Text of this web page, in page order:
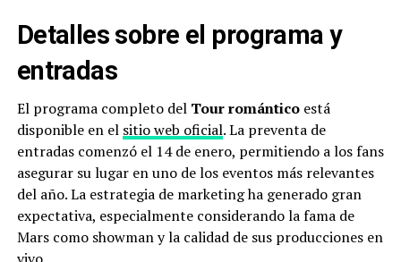
Detalles sobre el programa y
entradas
El programa completo del Tour románticoestá
disponible en el sitio web oficial. La preventa de
entradas comenzó el 14 de enero, permitiendo a los fans
asegurar su lugar en uno de los eventos más relevantes
del año. La estrategia de marketing ha generado gran
expectativa, especialmente considerando la fama de
Mars como showman y la calidad de sus producciones en